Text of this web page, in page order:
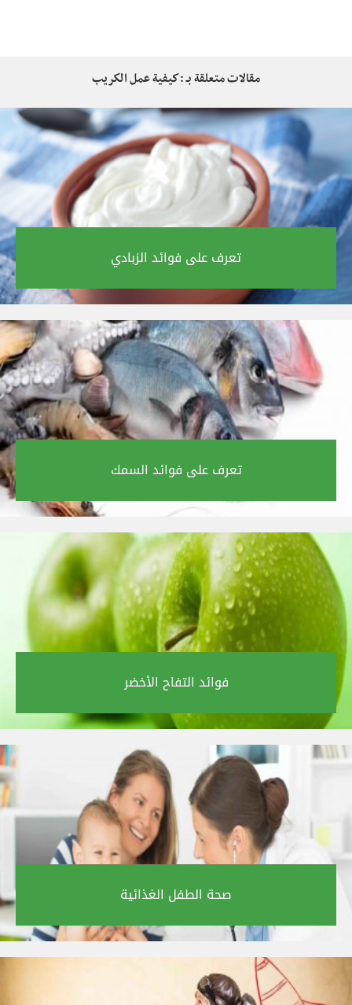
مقالات متعلقة بـ : كيفية عمل الكريب
تعرف على فوائد الزبادي‎
تعرف على فوائد السمك‎
فوائد التفاح الأخضر‎
صحة الطفل الغذائية‎